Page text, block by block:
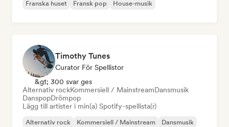
Franska huset
Fransk pop House-musik
Timothy Tunes
Curator För Spellistor
&gt; 300 svar ges
Alternativ rockKommersiell / MainstreamDansmusik
DanspopDrömpop
Lägg till artister i min(a) Spotify-spellista(r)
Alternativ rock Kommersiell / Mainstream Dansmusik